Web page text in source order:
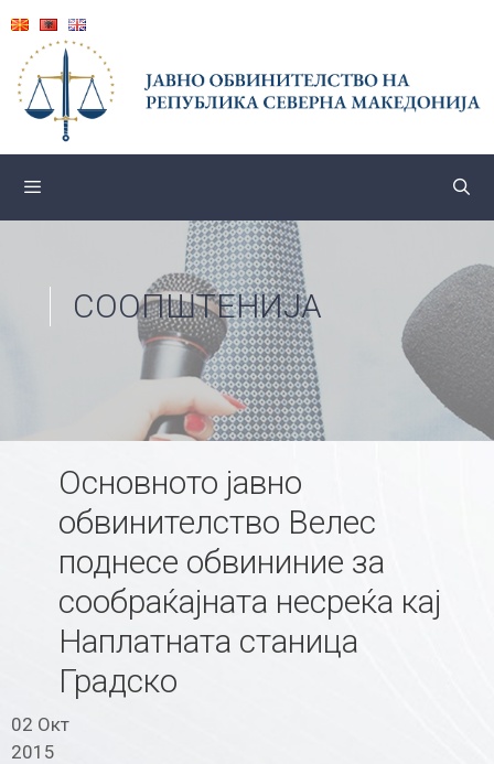
content
СООПШТЕНИЈА
Основното јавно
обвинителство Велес
поднесе обвининие за
сообраќајната несреќа кај
Наплатната станица
Градско
02 Окт
2015